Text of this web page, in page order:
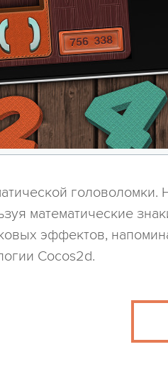
головоломки.
математические
эффектов,
Cocos2d.